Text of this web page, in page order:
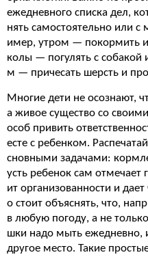
ежедневного списка дел,
нять самостоятельно или
имер, утром — покормить
колы — погулять с собакой
м — причесать шерсть и
Многие дети не осознают,
а живое существо со
особ привить
есте с ребенком.
сновными задачами:
усть ребенок сам отмечает
ит организованности и
о стоит объяснять, что,
в любую погоду, а не
шки надо мыть ежедневно,
другое место. Такие